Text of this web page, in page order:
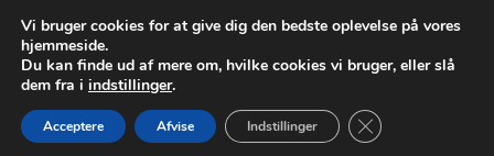
LEVERING fra 55 kr.
FEDEX verdensomspændende forsendelse
80 82 72 02
Spring
Spring
Vi bruger cookies for at give dig den bedste oplevelse på vores
hjemmeside.
Du kan finde ud af mere om, hvilke cookies vi bruger, eller slå
dem fra i indstillinger.
Acceptere Afvise Indstillinger Close GDPR